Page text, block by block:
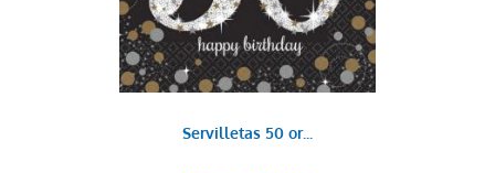
Servilletas 50 or...